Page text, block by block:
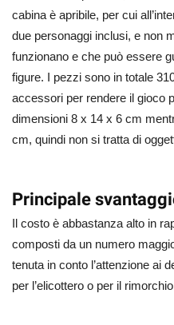
cabina è apribile, per cui
due personaggi inclusi, e non
funzionano e che può essere
figure. I pezzi sono in totale
accessori per rendere il gioco
dimensioni 8 x 14 x 6 cm
cm, quindi non si tratta di
Principale
Il costo è abbastanza alto in
composti da un numero
tenuta in conto l’attenzione ai
per l’elicottero o per il